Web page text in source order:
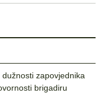
zapovjednika
brigadiru